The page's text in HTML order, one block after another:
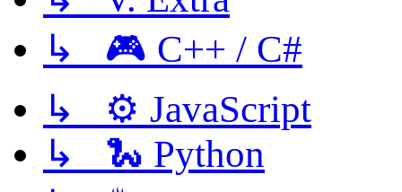
↳ 🎮 C++ / C#
↳ ⚙️ JavaScript
↳ 🐍 Python